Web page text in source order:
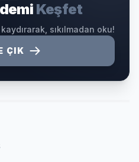
Keşfet
sıkılmadan oku!
ÇIK